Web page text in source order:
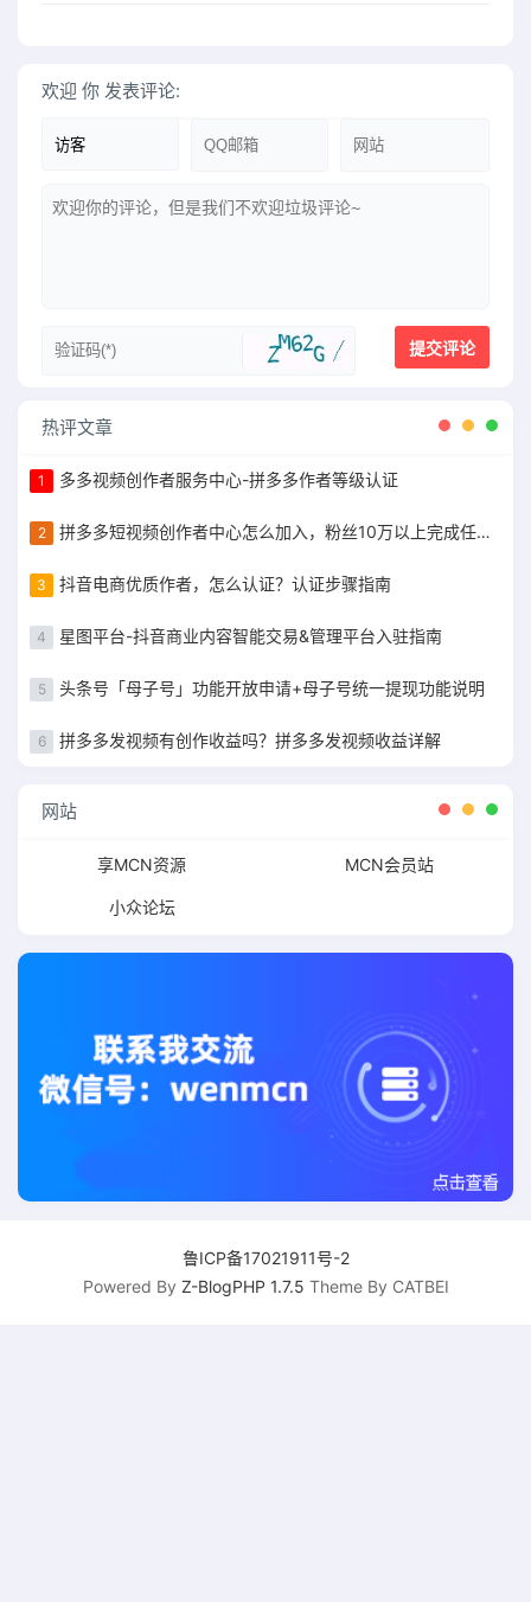
欢迎 你 发表评论:
热评文章
1 多多视频创作者服务中心-拼多多作者等级认证
2 拼多多短视频创作者中心怎么加入，粉丝10万以上完成任务获得现金补贴
3 抖音电商优质作者，怎么认证？认证步骤指南
4 星图平台-抖音商业内容智能交易&管理平台入驻指南
5 头条号「母子号」功能开放申请+母子号统一提现功能说明
6 拼多多发视频有创作收益吗？拼多多发视频收益详解
网站
享MCN资源 MCN会员站
小众论坛
鲁ICP备17021911号-2
Powered By Z-BlogPHP 1.7.5 Theme By CATBEI